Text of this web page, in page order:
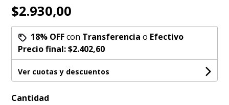
$2.930,00
18% OFFcon Transferencia o Efectivo
Precio final:$2.402,60
Ver cuotas y descuentos
Cantidad